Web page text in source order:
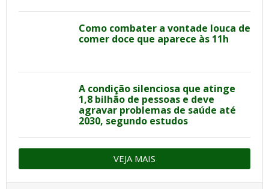
Como combater a vontade louca de
comer doce que aparece às 11h
A condição silenciosa que atinge
1,8 bilhão de pessoas e deve
agravar problemas de saúde até
2030, segundo estudos
VEJA MAIS